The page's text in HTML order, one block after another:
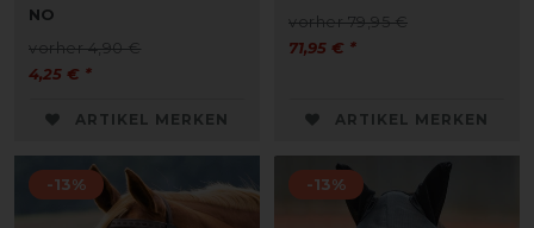
NO
vorher 4,90 €
4,25 € *
ARTIKEL MERKEN
vorher 79,95 €
71,95 € *
ARTIKEL MERKEN
-13% -13%